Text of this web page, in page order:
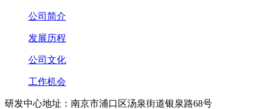
公司简介
发展历程
公司文化
工作机会
研发中心地址：南京市浦口区汤泉街道银泉路68号